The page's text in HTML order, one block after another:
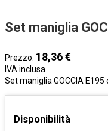
Set maniglia
Prezzo: 18,36 €
IVA inclusa
Set maniglia GOCCIA
Disponibilità